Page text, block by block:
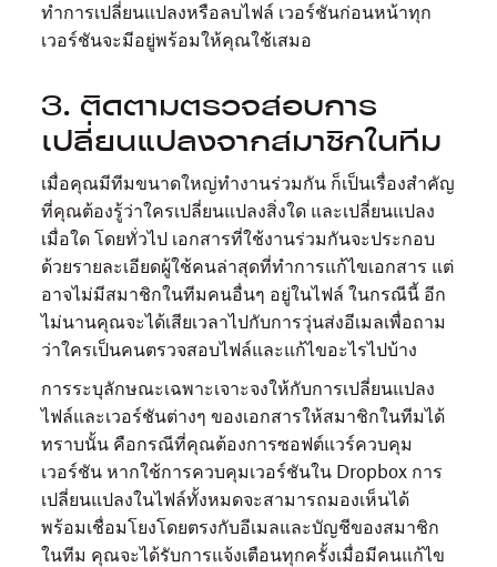
ทำการเปลี่ยนแปลงหรือลบไฟล์ เวอร์ชันก่อนหน้าทุก
เวอร์ชันจะมีอยู่พร้อมให้คุณใช้เสมอ
3. ติดตามตรวจสอบการ
เปลี่ยนแปลงจากสมาชิกในทีม
เมื่อคุณมีทีมขนาดใหญ่ทำงานร่วมกัน ก็เป็นเรื่องสำคัญ
ที่คุณต้องรู้ว่าใครเปลี่ยนแปลงสิ่งใด และเปลี่ยนแปลง
เมื่อใด โดยทั่วไป เอกสารที่ใช้งานร่วมกันจะประกอบ
ด้วยรายละเอียดผู้ใช้คนล่าสุดที่ทำการแก้ไขเอกสาร แต่
อาจไม่มีสมาชิกในทีมคนอื่นๆ อยู่ในไฟล์ ในกรณีนี้ อีก
ไม่นานคุณจะได้เสียเวลาไปกับการวุ่นส่งอีเมลเพื่อถาม
ว่าใครเป็นคนตรวจสอบไฟล์และแก้ไขอะไรไปบ้าง
การระบุลักษณะเฉพาะเจาะจงให้กับการเปลี่ยนแปลง
ไฟล์และเวอร์ชันต่างๆ ของเอกสารให้สมาชิกในทีมได้
ทราบนั้น คือกรณีที่คุณต้องการซอฟต์แวร์ควบคุม
เวอร์ชัน หากใช้การควบคุมเวอร์ชันใน Dropbox การ
เปลี่ยนแปลงในไฟล์ทั้งหมดจะสามารถมองเห็นได้
พร้อมเชื่อมโยงโดยตรงกับอีเมลและบัญชีของสมาชิก
ในทีม คุณจะได้รับการแจ้งเตือนทุกครั้งเมื่อมีคนแก้ไข